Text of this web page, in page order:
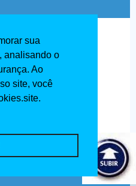
sua
analisando o
Ao
site, você